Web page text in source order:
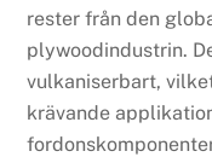
rester från den
plywoodindustrin.
vulkaniserbart,
krävande